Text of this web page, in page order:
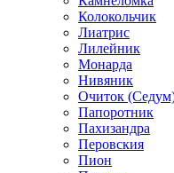
Колокольчик
Лиатрис
Лилейник
Монарда
Нивяник
Очиток
Папоротник
Пахизандра
Перовския
Пион